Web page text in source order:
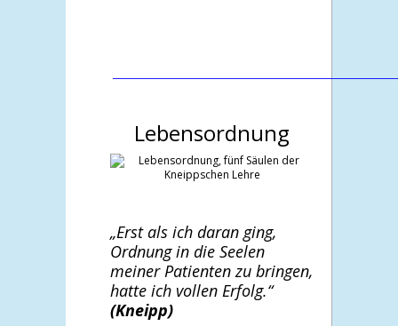
Lebensordnung
„Erst als ich daran ging,
Ordnung in die Seelen
meiner Patienten zu bringen,
hatte ich vollen Erfolg.“
(Kneipp)